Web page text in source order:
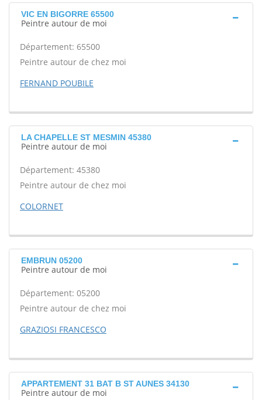
VIC EN BIGORRE 65500
Peintre autour de moi
Département: 65500
Peintre autour de chez moi
FERNAND POUBILE
LA CHAPELLE ST MESMIN 45380
Peintre autour de moi
Département: 45380
Peintre autour de chez moi
COLORNET
EMBRUN 05200
Peintre autour de moi
Département: 05200
Peintre autour de chez moi
GRAZIOSI FRANCESCO
APPARTEMENT 31 BAT B ST AUNES 34130
Peintre autour de moi